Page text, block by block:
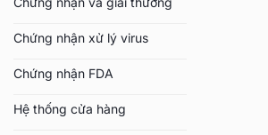
Chứng nhận xử lý virus
Chứng nhận FDA
Hệ thống cửa hàng